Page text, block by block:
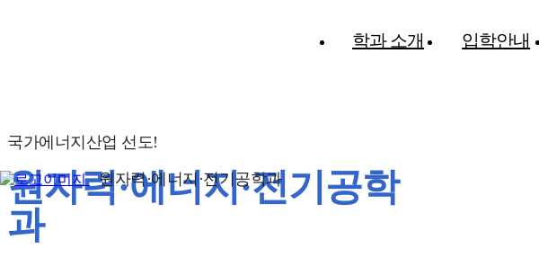
원자력·에너지·전기공학과
학과 소개 입학안내
국가에너지산업 선도!
원자력·에너지·전기공학
과